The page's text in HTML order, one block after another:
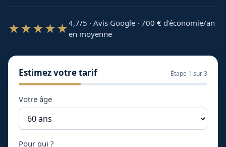
★★★★★4,7/5 · Avis Google · 700 € d'économie/an
en moyenne
Estimez votre tarif Étape 1 sur 3
Votre âge
Pour qui ?